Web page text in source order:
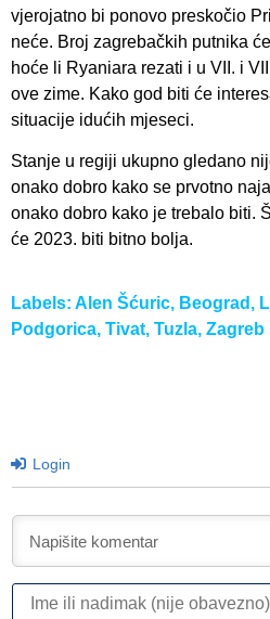
vjerojatno bi ponovo preskočio
neće. Broj zagrebačkih putnika
hoće li Ryaniara rezati i u VII. i
ove zime. Kako god biti će
situacije idućih mjeseci.
Stanje u regiji ukupno gledano
onako dobro kako se prvotno
onako dobro kako je trebalo biti.
će 2023. biti bitno bolja.
Labels: Alen Šćuric, Beograd ,
Podgorica, Tivat, Tuzla, Zagreb
Login